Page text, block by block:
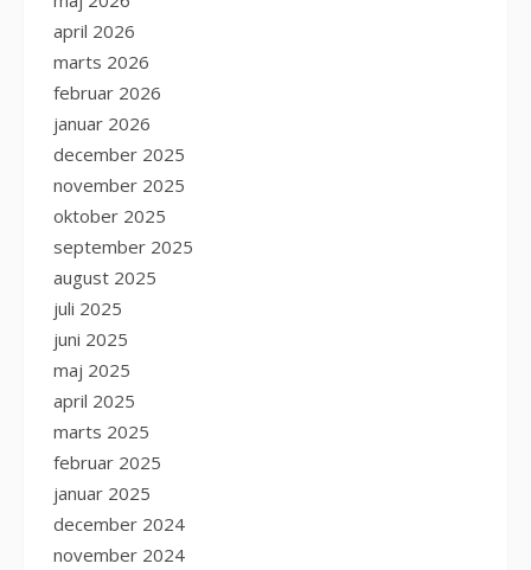
april 2026
marts 2026
februar 2026
januar 2026
december 2025
november 2025
oktober 2025
september 2025
august 2025
juli 2025
juni 2025
maj 2025
april 2025
marts 2025
februar 2025
januar 2025
december 2024
november 2024